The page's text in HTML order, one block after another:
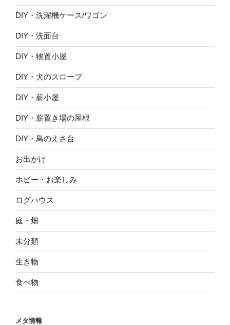
DIY・洗濯機ケース/ワゴン
DIY・洗面台
DIY・物置小屋
DIY・犬のスロープ
DIY・薪小屋
DIY・薪置き場の屋根
DIY・鳥のえさ台
お出かけ
ホビー・お楽しみ
ログハウス
庭・畑
未分類
生き物
食べ物
メタ情報